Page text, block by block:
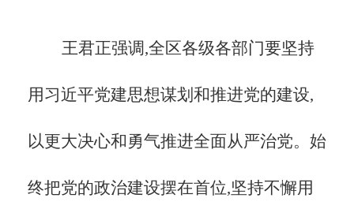
王君正强调,全区各级各部门要坚持
用习近平党建思想谋划和推进党的建设,
以更大决心和勇气推进全面从严治党。始
终把党的政治建设摆在首位,坚持不懈用